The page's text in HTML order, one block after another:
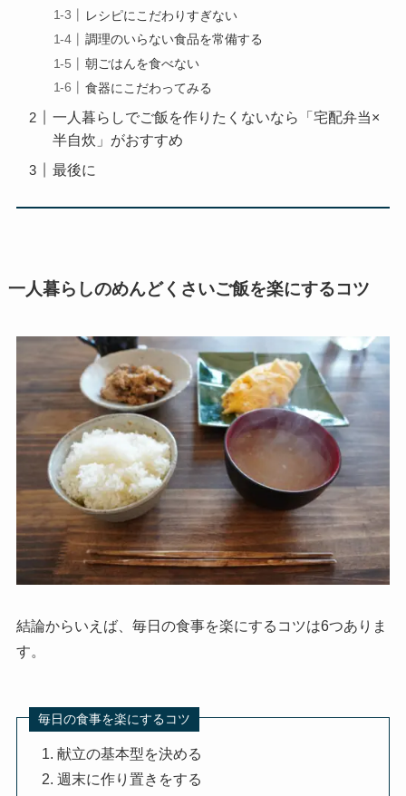
レシピにこだわりすぎない
調理のいらない食品を常備する
朝ごはんを食べない
食器にこだわってみる
一人暮らしでご飯を作りたくないなら「宅配弁当×
半自炊」がおすすめ
最後に
一人暮らしのめんどくさいご飯を楽にするコツ
結論からいえば、毎日の食事を楽にするコツは6つありま
す。
毎日の食事を楽にするコツ
献立の基本型を決める
週末に作り置きをする